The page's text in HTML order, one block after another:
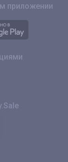
приложении